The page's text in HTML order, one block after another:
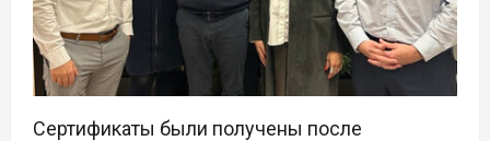
Сертификаты были получены после